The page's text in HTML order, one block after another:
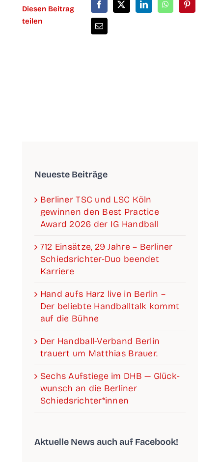
Die­sen Bei­trag
teilen
Neu­es­te Beiträge
Ber­li­ner TSC und LSC Köln
gewin­nen den Best Prac­ti­ce
Award 2026 der IG Handball
712 Ein­sät­ze, 29 Jah­re – Ber­li­ner
Schieds­­­rich­­­ter-Duo been­det
Karriere
Hand aufs Harz live in Ber­lin –
Der belieb­te Hand­ball­talk kommt
auf die Bühne
Der Han­­d­­­ball-Ver­­­­­band Ber­lin
trau­ert um Mat­thi­as Brauer.
Sechs Auf­stie­ge im DHB — Glück­
wunsch an die Ber­li­ner
Schiedsrichter*innen
Aktu­el­le News auch auf Facebook!